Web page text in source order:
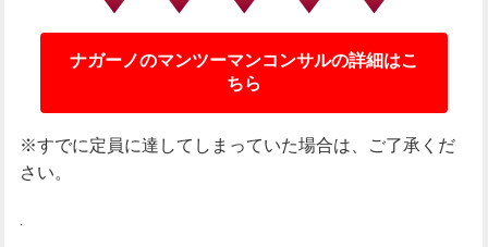
ナガーノのマンツーマンコンサルの詳細はこ
ちら
※すでに定員に達してしまっていた場合は、ご了承くだ
さい。
.